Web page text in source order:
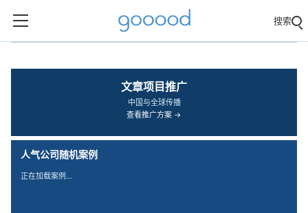
搜索
文章项目推广
中国与全球传播
查看推广方案 →
人气公司随机案例
正在加载案例…